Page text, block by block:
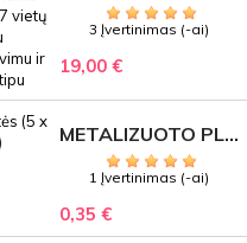
3 Įvertinimas (-ai)
19,00 €
METALIZUOTO PLASTIKO ETIKETĖS SU GRAVIRUOTU TEKSTU -LOGOTIPU
1 Įvertinimas (-ai)
0,35 €